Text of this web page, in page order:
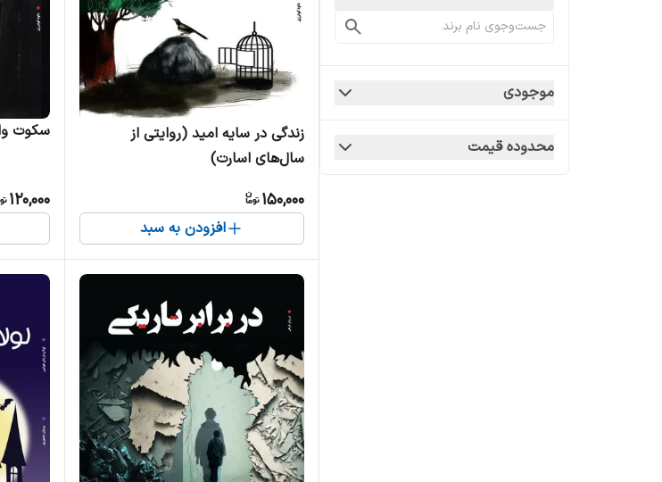
موجودی
محدوده قیمت
زندگی در سایه امید (روایتی از
سال‌های اسارت)
150,000
افزودن به سبد
سکوت
120,000